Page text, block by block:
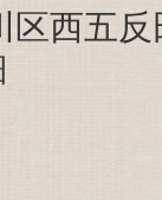
区西五